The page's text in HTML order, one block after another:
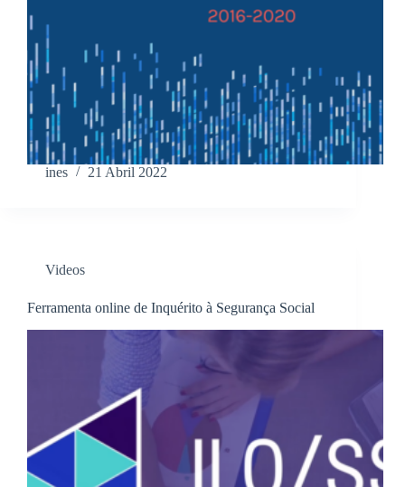
ines 21 Abril 2022
Videos
Ferramenta online de Inquérito à Segurança Social